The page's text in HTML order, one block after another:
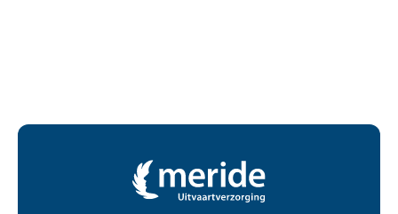
Contactgegevens en footer menu van Meride